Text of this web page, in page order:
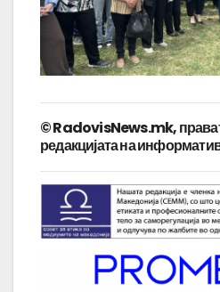
© RadovisNews.mk,
редакцијата на